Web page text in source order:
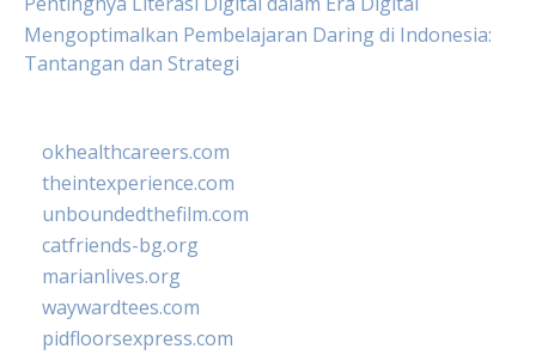
Mengoptimalkan Pembelajaran Daring di Indonesia:
Tantangan dan Strategi
okhealthcareers.com
theintexperience.com
unboundedthefilm.com
catfriends-bg.org
marianlives.org
waywardtees.com
pidfloorsexpress.com